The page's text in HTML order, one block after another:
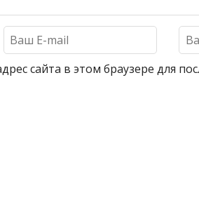
сайта в этом браузере для